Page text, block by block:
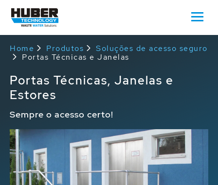
Home Produtos
Soluções de acesso seguro
Portas Técnicas e Janelas
Portas Técnicas, Janelas e
Estores
Sempre o acesso certo!